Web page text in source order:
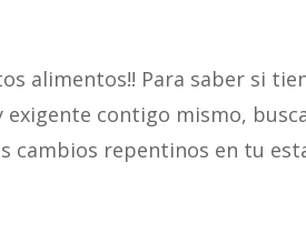
alimentos!! Para saber si
contigo mismo,
cambios repentinos en tu